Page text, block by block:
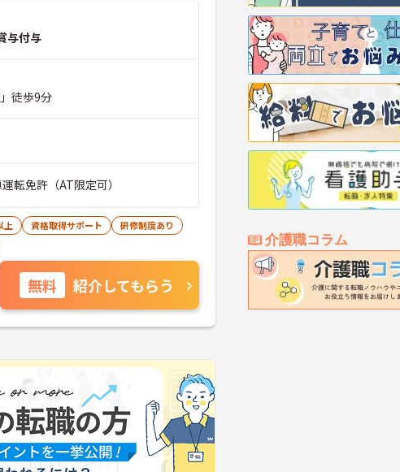
介護職コラム
与付与
徒歩9分
転免許（AT限定可）
上 資格取得サポート
研修制度あり
無料 紹介してもらう